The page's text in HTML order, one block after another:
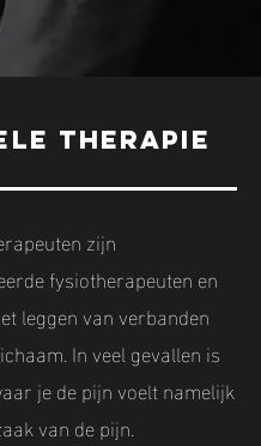
therapie
zijn
fysiotherapeuten en
leggen van verbanden
In veel gevallen is
je de pijn voelt namelijk
van de pijn.